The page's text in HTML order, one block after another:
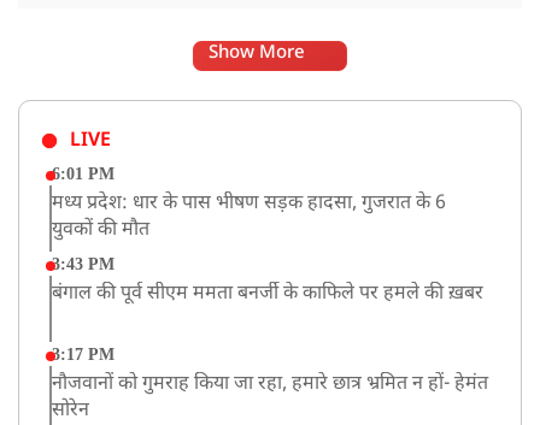
Show More
LIVE
6:01 PM
मध्य प्रदेश: धार के पास भीषण सड़क हादसा, गुजरात के 6
युवकों की मौत
3:43 PM
बंगाल की पूर्व सीएम ममता बनर्जी के काफिले पर हमले की ख़बर
3:17 PM
नौजवानों को गुमराह किया जा रहा, हमारे छात्र भ्रमित न हों- हेमंत
सोरेन